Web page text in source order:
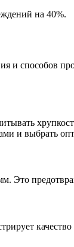
на 40%.
способов
и выбрать
Это